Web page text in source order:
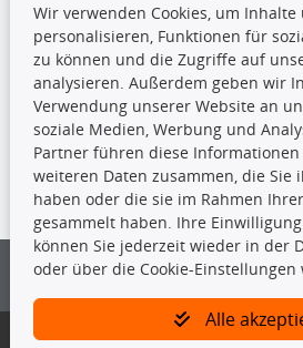
TecDoc Inside
Die hier angezeigten Daten insbesondere die
nicht kopiert werden.
Es ist zu unterlassen, die Daten oder die
vorherige Zustimmung von TecDoc zu
und/oder diese Handlungen durch Dritte
Bitte prüfen Sie, ob das über unseren
Wir verwenden Cookies, um Inhalte
personalisieren, Funktionen für
zu können und die Zugriffe auf
analysieren. Außerdem geben wir
Verwendung unserer Website an
soziale Medien, Werbung und
Partner führen diese
weiteren Daten zusammen, die Sie
haben oder die sie im Rahmen
gesammelt haben. Ihre
können Sie jederzeit wieder in der
oder über die Cookie-Einstellungen
Alle